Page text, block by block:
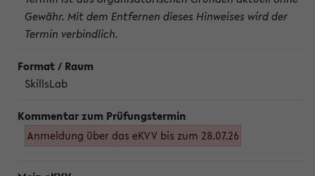
Gewähr. Mit dem Entfernen dieses Hinweises wird der
Termin verbindlich.
SkillsLab
Anmeldung über das eKVV bis zum 28.07.26